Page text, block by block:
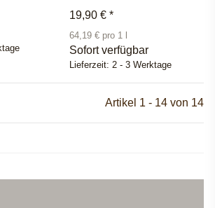
19,90 € *
64,19 € pro 1 l
Sofort verfügbar
Lieferzeit: 2 - 3 Werktage
Artikel 1 - 14 von 14